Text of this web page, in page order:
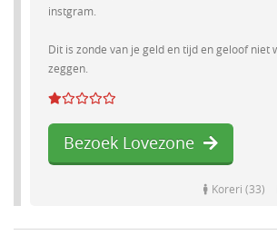
instgram.
Dit is zonde van je geld en tijd en geloof niet
zeggen.
Bezoek Lovezone
Koreri (33)